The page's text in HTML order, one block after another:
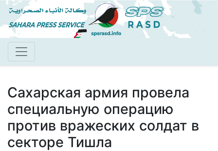
Перейти
к
основному
Сахарская армия провела
специальную операцию
против вражеских солдат в
секторе Тишла